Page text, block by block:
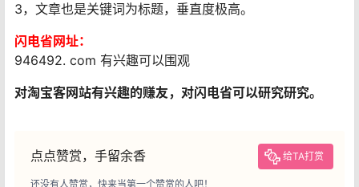
3，文章也是关键词为标题，垂直度极高。
闪电省网址：
946492. com 有兴趣可以围观
对淘宝客网站有兴趣的赚友，对闪电省可以研究研究。
点点赞赏，手留余香 给TA打赏
还没有人赞赏，快来当第一个赞赏的人吧！